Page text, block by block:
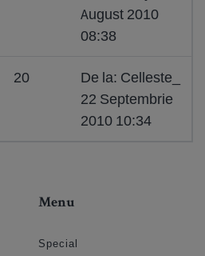
August 2010
08:38
20
De la: Celleste_
22 Septembrie
2010 10:34
Menu
Special